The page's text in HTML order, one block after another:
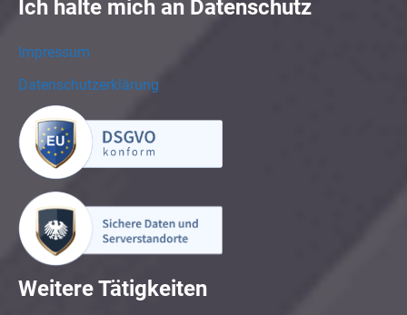
Ich halte mich an Datenschutz
Impressum
Datenschutzerklärung
Weitere Tätigkeiten